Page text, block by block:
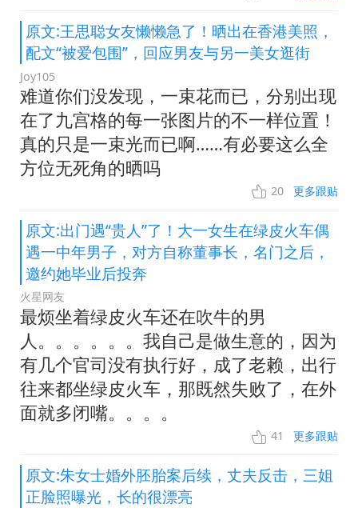
原文:王思聪女友懒懒急了！晒出在香港美照，
配文“被爱包围”，回应男友与另一美女逛街
Joy105
难道你们没发现，一束花而已，分别出现
在了九宫格的每一张图片的不一样位置！
真的只是一束光而已啊……有必要这么全
方位无死角的晒吗
20 更多跟贴
原文:出门遇“贵人”了！大一女生在绿皮火车偶
遇一中年男子，对方自称董事长，名门之后，
邀约她毕业后投奔
火星网友
最烦坐着绿皮火车还在吹牛的男
人。。。。。。我自己是做生意的，因为
有几个官司没有执行好，成了老赖，出行
往来都坐绿皮火车，那既然失败了，在外
面就多闭嘴。。。。
41 更多跟贴
原文:朱女士婚外胚胎案后续，丈夫反击，三姐
正脸照曝光，长的很漂亮